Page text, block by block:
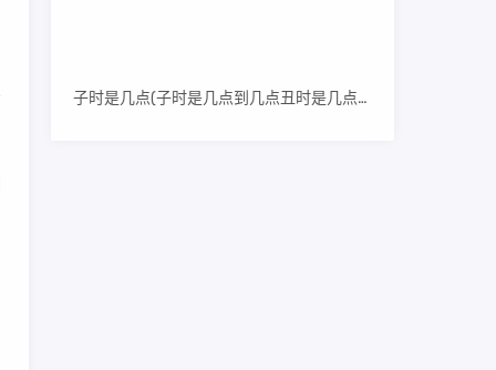
子时是几点(子时是几点到几点丑时是几点到几点)